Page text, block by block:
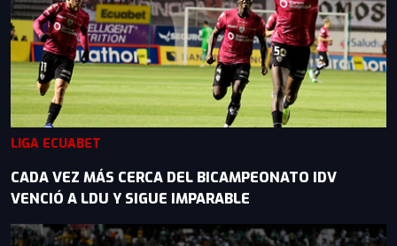
LIGA ECUABET
CADA VEZ MÁS CERCA DEL BICAMPEONATO IDV
VENCIÓ A LDU Y SIGUE IMPARABLE